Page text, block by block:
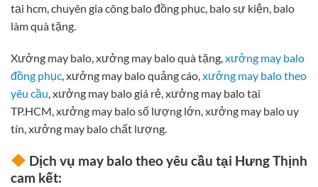
tại hcm, chuyên gia công balo đồng phục, balo sự kiện, balo
làm quà tặng.
Xưởng may balo, xưởng may balo quà tặng,xưởng may balo
đồng phục, xưởng may balo quảng cáo,xưởng may balo theo
yêu cầu, xưởng may balo giá rẻ, xưởng may balo tại
TP.HCM, xưởng may balo số lượng lớn, xưởng may balo uy
tín, xưởng may balo chất lượng.
Dịch vụ may balo theo yêu cầu tại Hưng Thịnh
cam kết: